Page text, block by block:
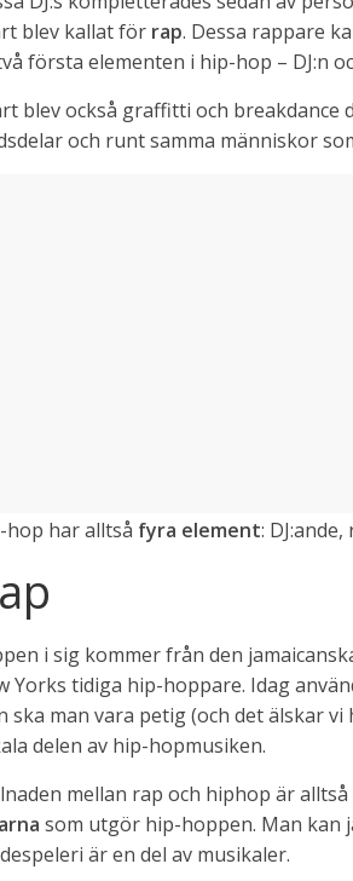
blev kallat för rap. Dessa rappare
första elementen i hip-hop – DJ:n
blev också graffitti och
och runt samma människor
hop har alltså fyra element:
i sig kommer från den
Yorks tidiga hip-hoppare. Idag
ska man vara petig (och det älskar
delen av hip-hopmusiken.
mellan rap och hiphop är
som utgör hip-hoppen. Man kan
är en del av musikaler.